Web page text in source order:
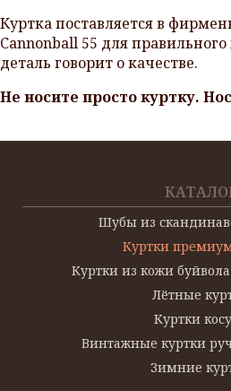
Куртка поставляется в
Cannonball 55 для
деталь говорит о качестве.
Не носите просто куртку.
Шубы из
Куртки
Куртки из кожи
Лётные
Куртки
Винтажные куртки
Зимние